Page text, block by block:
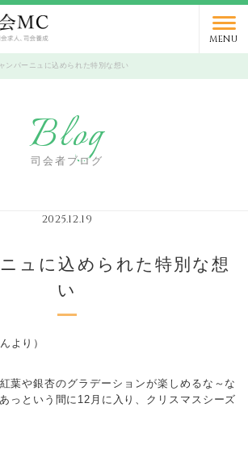
MENU
間 10時～19時 / 定休日 火曜日
ンパーニュに込められた特別な想い
Blog
司会者ブログ
2025.12.19
ュに込められた特別な想
い
より）
葉や銀杏のグラデーションが楽しめるな～な
っという間に12月に入り、クリスマスシーズ